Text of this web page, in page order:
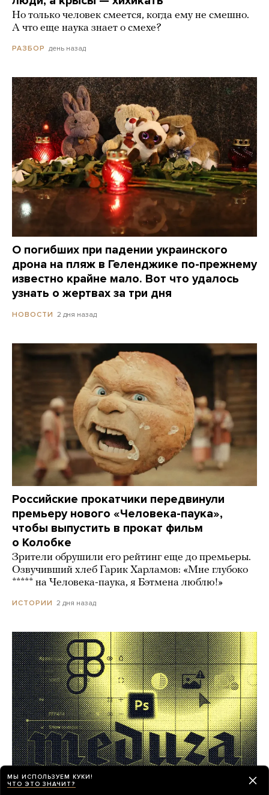
Но только человек смеется, когда ему не смешно.
А что еще наука знает о смехе?
РАЗБОР день назад
О погибших при падении украинского
дрона на пляж в Геленджике по-прежнему
известно крайне мало. Вот что удалось
узнать о жертвах за три дня
НОВОСТИ 2 дня назад
Российские прокатчики передвинули
премьеру нового «Человека-паука»,
чтобы выпустить в прокат фильм
о Колобке
Зрители обрушили его рейтинг еще до премьеры.
Озвучивший хлеб Гарик Харламов: «Мне глубоко
***** на Человека-паука, я Бэтмена люблю!»
ИСТОРИИ 2 дня назад
МЫ ИСПОЛЬЗУЕМ КУКИ!
ЧТО ЭТО ЗНАЧИТ?